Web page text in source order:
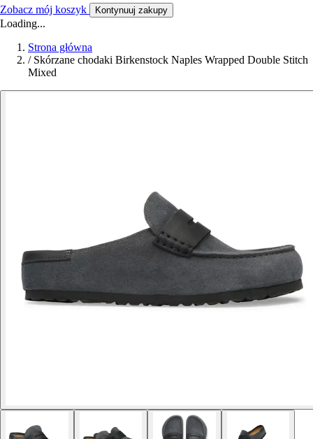
Zobacz mój koszyk Kontynuuj zakupy
Loading...
Strona główna
/ Skórzane chodaki Birkenstock Naples Wrapped Double Stitch
Mixed